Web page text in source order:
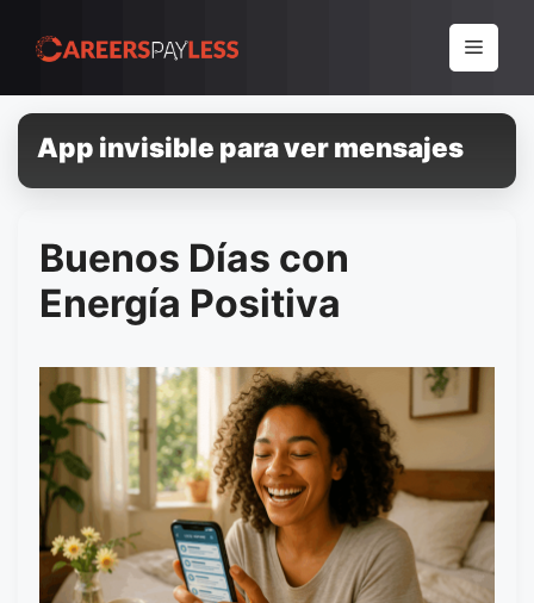
para
conteúdo
Menu
App invisible para ver mensajes
Buenos Días con
Energía Positiva